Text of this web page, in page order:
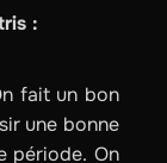
:
fait un bon
une bonne
période. On